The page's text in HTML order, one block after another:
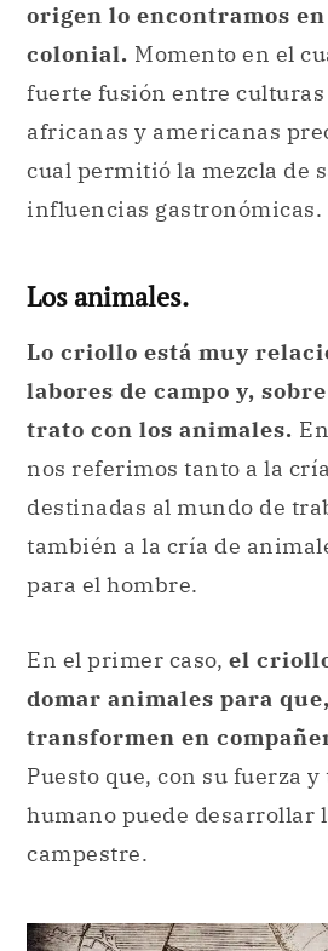
origen lo encontramos en
colonial. Momento en el
fuerte fusión entre culturas
africanas y americanas
cual permitió la mezcla de
influencias gastronómicas.
Los animales.
Lo criollo está muy
labores de campo y,
trato con los animales.
nos referimos tanto a la
destinadas al mundo de
también a la cría de
para el hombre.
En el primer caso, el
domar animales para
transformen en
Puesto que, con su fuerza
humano puede desarrollar
campestre.